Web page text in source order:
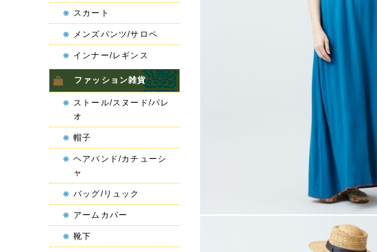
スカート
メンズパンツ/サロペ
インナー/レギンス
ファッション雑貨
ストール/スヌード/パレ
オ
帽子
ヘアバンド/カチューシ
ャ
バッグ/リュック
アームカバー
靴下